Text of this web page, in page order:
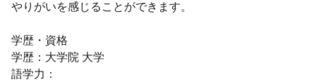
やりがいを感じることができます。
学歴・資格
学歴：大学院 大学
語学力：